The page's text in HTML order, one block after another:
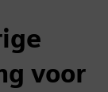
voor